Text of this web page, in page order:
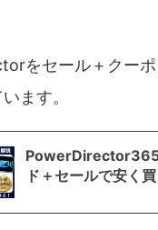
をセール＋クー
ます。
PowerDirector365
ド＋セールで安く